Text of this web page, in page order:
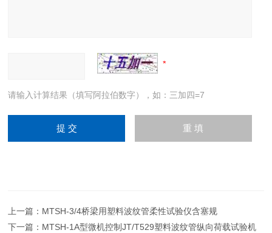
请输入计算结果（填写阿拉伯数字），如：三加四=7
上一篇： MTSH-3/4桥梁用塑料波纹管柔性试验仪含塞规
下一篇： MTSH-1A型微机控制JT/T529塑料波纹管纵向荷载试验机